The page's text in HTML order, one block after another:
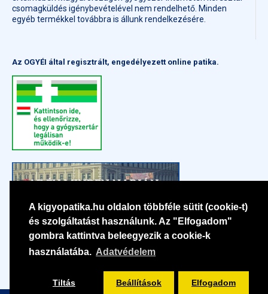
A kigyopatika.hu oldalon többféle sütit (cookie-t)
és szolgáltatást használunk. Az "Elfogadom"
gombra kattintva beleegyezik a cookie-k
használatába. Adatvédelem
Tiltás Beállítások Elfogadom
csomagküldés igénybevételével nem rendelhető. Minden
egyéb termékkel továbbra is állunk rendelkezésére.
Az OGYÉI által regisztrált, engedélyezett online patika.